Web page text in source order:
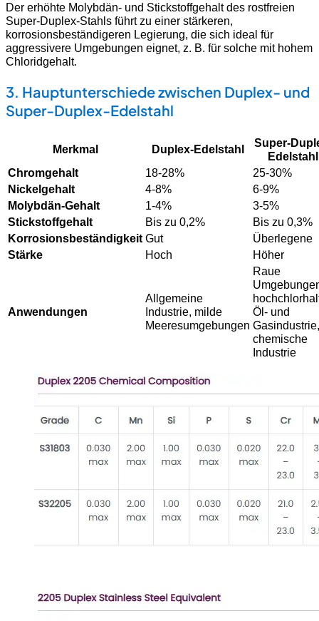
Der erhöhte Molybdän- und Stickstoffgehalt des rostfreien
Super-Duplex-Stahls führt zu einer stärkeren,
korrosionsbeständigeren Legierung, die sich ideal für
aggressivere Umgebungen eignet, z. B. für solche mit hohem
Chloridgehalt.
3. Hauptunterschiede zwischen Duplex- und
Super-Duplex-Edelstahl
Merkmal Duplex-Edelstahl
Super-
Edelstahl
Chromgehalt
18-28%
25-30%
Nickelgehalt
4-8%
6-9%
Molybdän-Gehalt
1-4%
3-5%
Stickstoffgehalt
Bis zu 0,2%
Bis zu 0,3%
Korrosionsbeständigkeit Gut
Überlegene
Stärke
Hoch Höher
Anwendungen
Allgemeine
Industrie, milde
Meeresumgebungen
Raue
Öl- und
Gasindustrie,
chemische
Industrie